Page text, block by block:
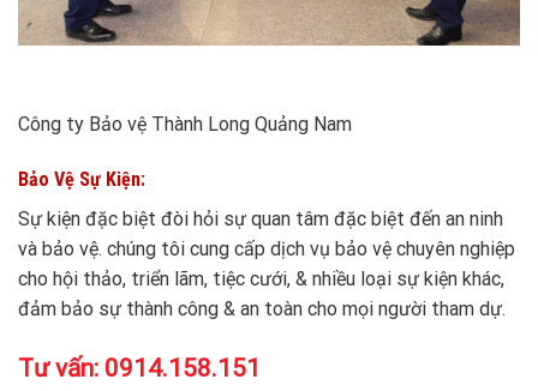
Công ty Bảo vệ Thành Long Quảng Nam
Bảo Vệ Sự Kiện:
Sự kiện đặc biệt đòi hỏi sự quan tâm đặc biệt đến an ninh
và bảo vệ. chúng tôi cung cấp dịch vụ bảo vệ chuyên nghiệp
cho hội thảo, triển lãm, tiệc cưới, & nhiều loại sự kiện khác,
đảm bảo sự thành công & an toàn cho mọi người tham dự.
Tư vấn: 0914.158.151